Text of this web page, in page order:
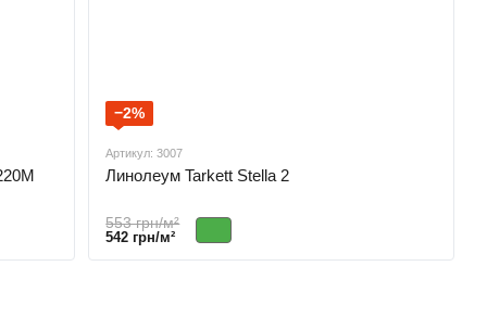
−2%
Артикул: 3007
Линолеум Tarkett Stella 2
553 грн/м²
542 грн/м²